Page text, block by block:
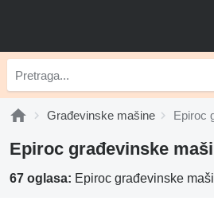
Građevinske mašine Epiroc
Epiroc građevinske
67 oglasa: Epiroc građevinske